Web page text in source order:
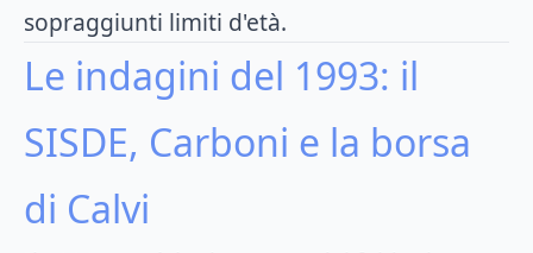
sopraggiunti limiti d'età.
Le indagini del 1993: il
SISDE, Carboni e la borsa
di Calvi